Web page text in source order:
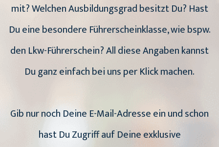
mit? Welchen Ausbildungsgrad besitzt Du? Hast
Du eine besondere Führerscheinklasse, wie bspw.
den Lkw-Führerschein? All diese Angaben kannst
Du ganz einfach bei uns per Klick machen.
Gib nur noch Deine E-Mail-Adresse ein und schon
hast Du Zugriff auf Deine exklusive